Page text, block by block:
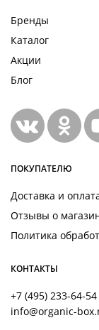
Бренды
Каталог
Акции
Блог
ПОКУПАТЕЛЮ
Доставка и
Отзывы о
Политика
КОНТАКТЫ
+7 (495) 233-64-54
info@organic-